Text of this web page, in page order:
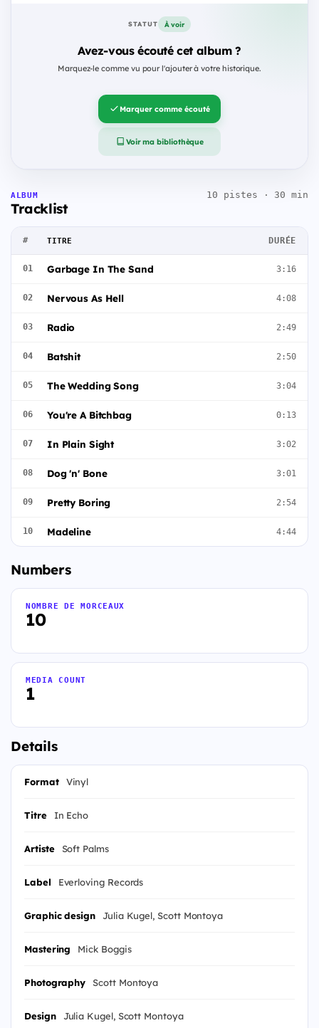
STATUT À voir
Avez-vous écouté cet album ?
Marquez-le comme vu pour l'ajouter à votre historique.
Marquer comme écouté
Voir ma bibliothèque
ALBUM
Tracklist
10 pistes · 30 min
# TITRE DURÉE
01 Garbage In The Sand 3:16
02 Nervous As Hell 4:08
03 Radio 2:49
04 Batshit 2:50
05 The Wedding Song 3:04
06 You're A Bitchbag 0:13
07 In Plain Sight 3:02
08 Dog 'n' Bone 3:01
09 Pretty Boring 2:54
10 Madeline 4:44
Numbers
10
NOMBRE DE MORCEAUX
1
MEDIA COUNT
Details
Format Vinyl
Titre In Echo
Artiste Soft Palms
Label Everloving Records
Graphic design Julia Kugel, Scott Montoya
Mastering Mick Boggis
Photography Scott Montoya
Design Julia Kugel, Scott Montoya